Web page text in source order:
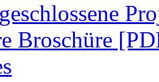
Broschüre